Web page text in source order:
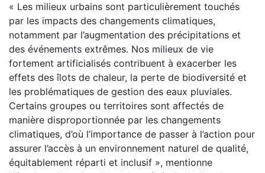
« Les milieux urbains sont particulièrement touchés
par les impacts des changements climatiques,
notamment par l’augmentation des précipitations et
des événements extrêmes. Nos milieux de vie
fortement artificialisés contribuent à exacerber les
effets des îlots de chaleur, la perte de biodiversité et
les problématiques de gestion des eaux pluviales.
Certains groupes ou territoires sont affectés de
manière disproportionnée par les changements
climatiques, d’où l’importance de passer à l’action pour
assurer l’accès à un environnement naturel de qualité,
équitablement réparti et inclusif », mentionne